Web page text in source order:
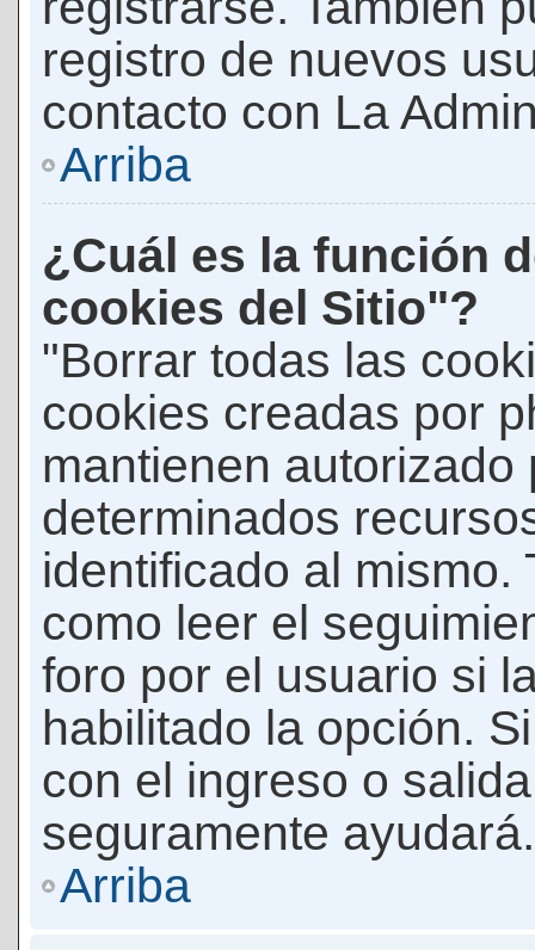
registro de nuevos
contacto con La
Arriba
¿Cuál es la función
cookies del Sitio"?
"Borrar todas las
cookies creadas por
mantienen autorizado
determinados
identificado al mismo.
como leer el
foro por el usuario si
habilitado la opción.
con el ingreso o
seguramente ayudará.
Arriba